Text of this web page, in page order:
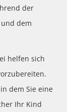
der
dem
helfen sich
dem Sie eine
Ihr Kind